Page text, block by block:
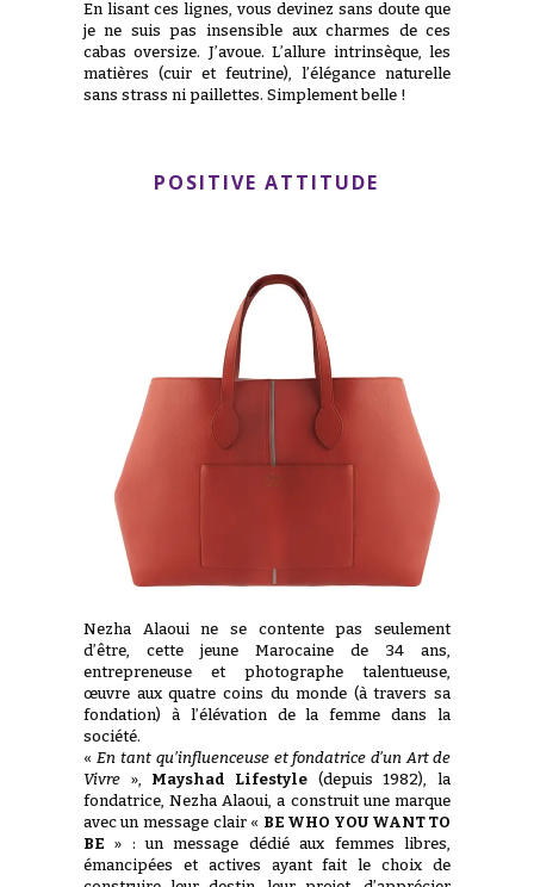
En lisant ces lignes, vous devinez sans doute que
je ne suis pas insensible aux charmes de ces
cabas oversize. J’avoue. L’allure intrinsèque, les
matières (cuir et feutrine), l’élégance naturelle
sans strass ni paillettes. Simplement belle !
POSITIVE ATTITUDE
Nezha Alaoui ne se contente pas seulement
d’être, cette jeune Marocaine de 34 ans,
entrepreneuse et photographe talentueuse,
œuvre aux quatre coins du monde (à travers sa
fondation) à l’élévation de la femme dans la
société.
« En tant qu’influenceuse et fondatrice d’un Art de
Vivre», Mayshad Lifestyle (depuis 1982), la
fondatrice, Nezha Alaoui, a construit une marque
avec un message clair « BE WHO YOU WANT TO
BE » : un message dédié aux femmes libres,
émancipées et actives ayant fait le choix de